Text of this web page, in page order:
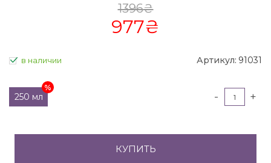
1396₴
977₴
в наличии Артикул: 91031
250 мл - +
КУПИТЬ